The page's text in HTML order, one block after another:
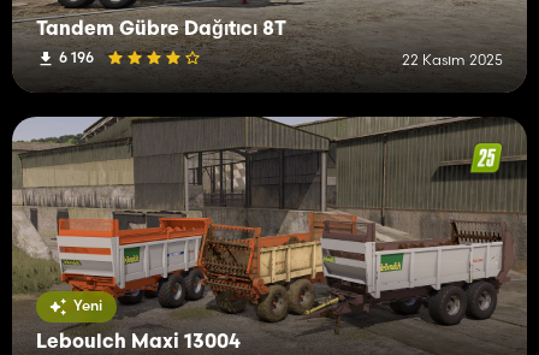
Tandem Gübre Dağıtıcı 8T
6 196 22 Kasım 2025
Yeni
Leboulch Maxi 13004